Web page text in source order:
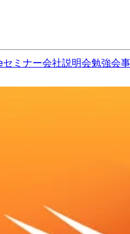
セミナー会社説明会勉強会